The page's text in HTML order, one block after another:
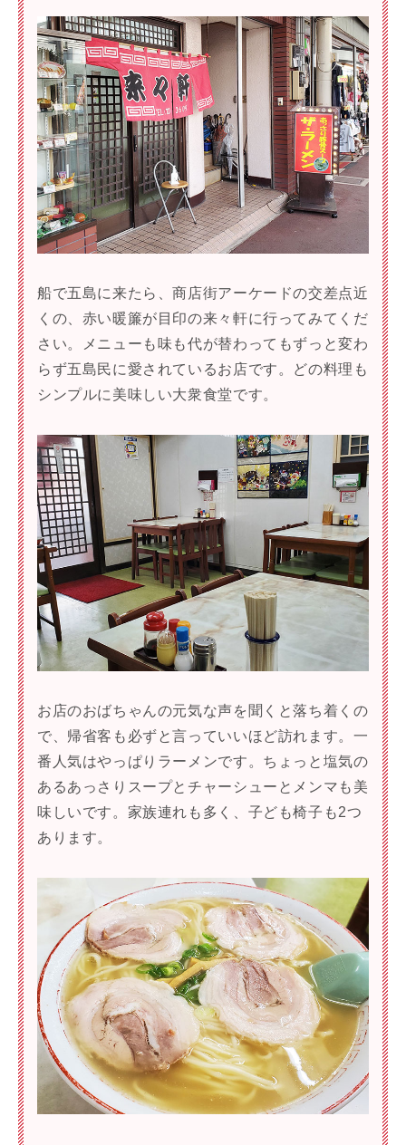
船で五島に来たら、商店街アーケードの交差点近
くの、赤い暖簾が目印の来々軒に行ってみてくだ
さい。メニューも味も代が替わってもずっと変わ
らず五島民に愛されているお店です。どの料理も
シンプルに美味しい大衆食堂です。
お店のおばちゃんの元気な声を聞くと落ち着くの
で、帰省客も必ずと言っていいほど訪れます。一
番人気はやっぱりラーメンです。ちょっと塩気の
あるあっさりスープとチャーシューとメンマも美
味しいです。家族連れも多く、子ども椅子も2つ
あります。